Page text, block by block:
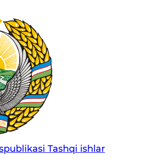
Tashqi ishlаr